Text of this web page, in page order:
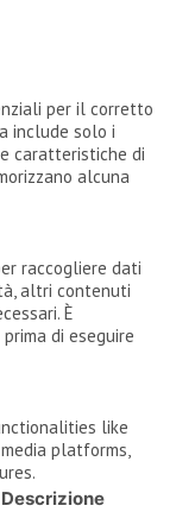
per il corretto
include solo i
caratteristiche di
alcuna
raccogliere dati
altri contenuti
È
di eseguire
like
platforms,
Descrizione